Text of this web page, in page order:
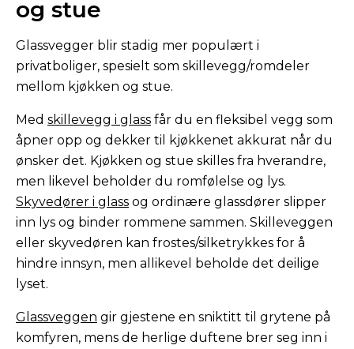
og stue
Glassvegger blir stadig mer populært i
privatboliger, spesielt som skillevegg/romdeler
mellom kjøkken og stue.
Med skillevegg i glass får du en fleksibel vegg som
åpner opp og dekker til kjøkkenet akkurat når du
ønsker det. Kjøkken og stue skilles fra hverandre,
men likevel beholder du romfølelse og lys.
Skyvedører i glass og ordinære glassdører slipper
inn lys og binder rommene sammen. Skilleveggen
eller skyvedøren kan frostes/silketrykkes for å
hindre innsyn, men allikevel beholde det deilige
lyset.
Glassveggen gir gjestene en sniktitt til grytene på
komfyren, mens de herlige duftene brer seg inn i